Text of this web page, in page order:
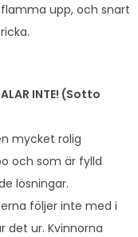
upp, och snart
INTE! (Sotto
mycket rolig
och som är fylld
lösningar.
följer inte med i
det ur. Kvinnorna